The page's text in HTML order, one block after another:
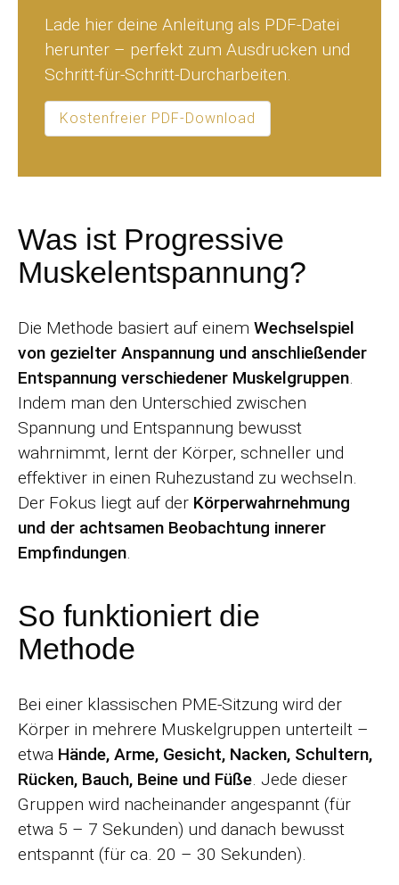
Lade hier deine Anleitung als PDF-Datei
herunter – perfekt zum Ausdrucken und
Schritt-für-Schritt-Durcharbeiten.
Kostenfreier PDF-Download
Was ist Progressive
Muskelentspannung?
Die Methode basiert auf einem Wechselspiel
von gezielter Anspannung und anschließender
Entspannung verschiedener Muskelgruppen
Indem man den Unterschied zwischen
Spannung und Entspannung bewusst
wahrnimmt, lernt der Körper, schneller und
effektiver in einen Ruhezustand zu wechseln.
Der Fokus liegt auf der Körperwahrnehmung
und der achtsamen Beobachtung innerer
Empfindungen
So funktioniert die
Methode
Bei einer klassischen PME-Sitzung wird der
Körper in mehrere Muskelgruppen unterteilt –
etwa Hände, Arme, Gesicht, Nacken, Schultern,
Rücken, Bauch, Beine und Füße. Jede dieser
Gruppen wird nacheinander angespannt (für
etwa 5 – 7 Sekunden) und danach bewusst
entspannt (für ca. 20 – 30 Sekunden).